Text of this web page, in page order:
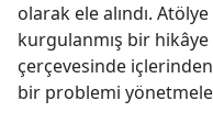
olarak ele alındı.
kurgulanmış bir
çerçevesinde
bir problemi